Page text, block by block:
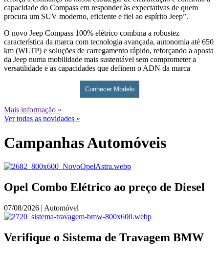
capacidade do Compass em responder às expectativas de quem
procura um SUV moderno, eficiente e fiel ao espírito Jeep”.
O novo Jeep Compass 100% elétrico combina a robustez
característica da marca com tecnologia avançada, autonomia até 650
km (WLTP) e soluções de carregamento rápido, reforçando a aposta
da Jeep numa mobilidade mais sustentável sem comprometer a
versatilidade e as capacidades que definem o ADN da marca
Conhecer Modelo
Mais informação »
Ver todas as novidades »
Campanhas Automóveis
Opel Combo Elétrico ao preço de Diesel
07/08/2026 | Automóvel
Verifique o Sistema de Travagem BMW